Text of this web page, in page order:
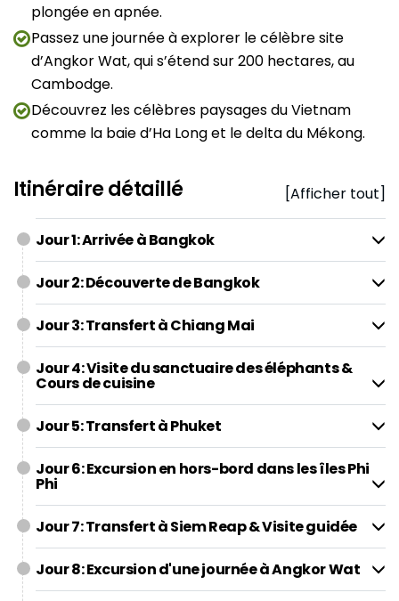
plongée en apnée.
Passez une journée à explorer le célèbre site
d’Angkor Wat, qui s’étend sur 200 hectares, au
Cambodge.
Découvrez les célèbres paysages du Vietnam
comme la baie d’Ha Long et le delta du Mékong.
Itinéraire détaillé [Afficher tout]
Jour 1: Arrivée à Bangkok
Jour 2: Découverte de Bangkok
Jour 3: Transfert à Chiang Mai
Jour 4: Visite du sanctuaire des éléphants &
Cours de cuisine
Jour 5: Transfert à Phuket
Jour 6: Excursion en hors-bord dans les îles Phi
Phi
Jour 7: Transfert à Siem Reap & Visite guidée
Jour 8: Excursion d'une journée à Angkor Wat